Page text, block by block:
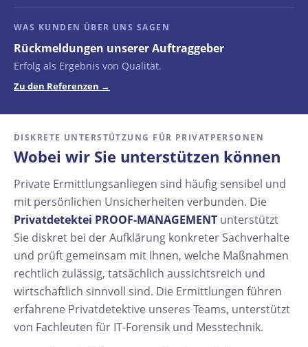
WAS KUNDEN ÜBER UNS SAGEN
Rückmeldungen unserer Auftraggeber
Erfolg als Ergebnis von Qualität.
Zu den Referenzen →
DISKRETE UNTERSTÜTZUNG FÜR PRIVATPERSONEN
Wobei wir Sie unterstützen können
Private Ermittlungsanliegen sind häufig sensibel und
mit persönlichen Unsicherheiten verbunden. Die
Privatdetektei PROOF-MANAGEMENT unterstützt
Sie diskret bei der Aufklärung konkreter Sachverhalte
und prüft gemeinsam mit Ihnen, welche Maßnahmen
rechtlich zulässig, tatsächlich aussichtsreich und
wirtschaftlich sinnvoll sind. Die Ermittlungen führen
erfahrene Privatdetektive unseres Teams, unterstützt
von Fachleuten für IT-Forensik und Messtechnik.